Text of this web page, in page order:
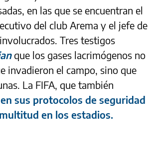
en las que se encuentran el
del club Arema y el jefe de
Tres testigos
que los gases lacrimógenos no
invadieron el campo, sino que
La FIFA, que también
sus protocolos de seguridad
en los estadios.